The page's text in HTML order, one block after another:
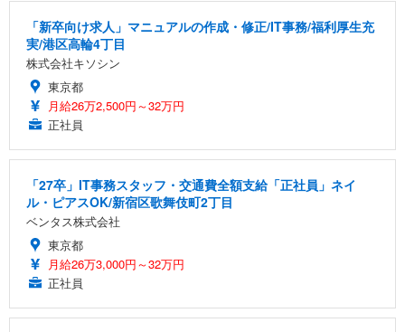
「新卒向け求人」マニュアルの作成・修正/IT事務/福利厚生充
実/港区高輪4丁目
株式会社キソシン
東京都
月給26万2,500円～32万円
正社員
「27卒」IT事務スタッフ・交通費全額支給「正社員」ネイ
ル・ピアスOK/新宿区歌舞伎町2丁目
ベンタス株式会社
東京都
月給26万3,000円～32万円
正社員